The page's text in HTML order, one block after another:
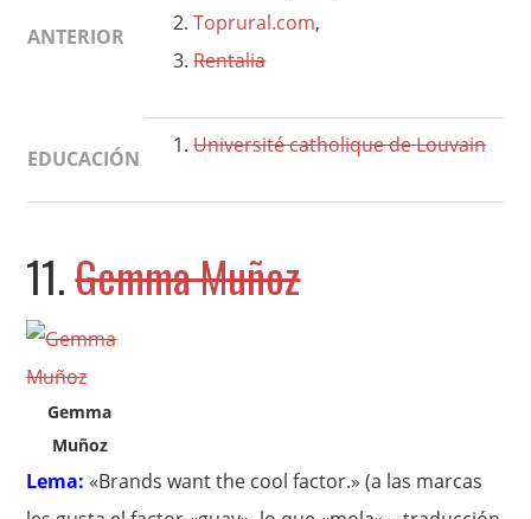
ANTERIOR
Toprural.com,
Rentalia
EDUCACIÓN
Université catholique de Louvain
11.Gemma Muñoz
Gemma
Muñoz
Lema: «Brands want the cool factor.» (a las marcas